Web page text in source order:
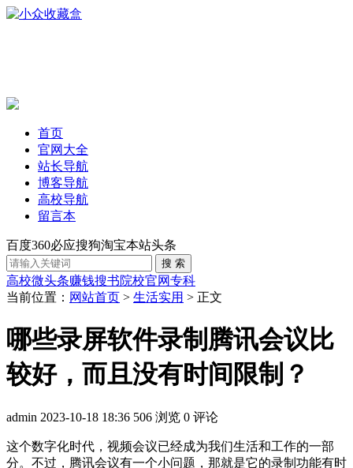
首页
官网大全
站长导航
博客导航
高校导航
留言本
百度360必应搜狗淘宝本站头条
高校微头条赚钱搜书院校官网专科
当前位置： 网站首页 > 生活实用 > 正文
哪些录屏软件录制腾讯会议比
较好，而且没有时间限制？
admin 2023-10-18 18:36 506 浏览 0 评论
这个数字化时代，视频会议已经成为我们生活和工作的一部
分。不过，腾讯会议有一个小问题，那就是它的录制功能有时